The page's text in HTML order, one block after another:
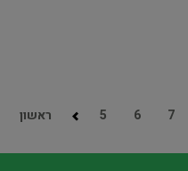
ראשון 5 6 7